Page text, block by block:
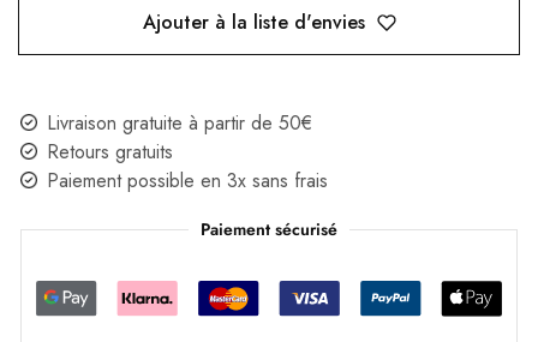
Ajouter à la liste d'envies
Livraison gratuite à partir de 50€
Retours gratuits
Paiement possible en 3x sans frais
Paiement sécurisé